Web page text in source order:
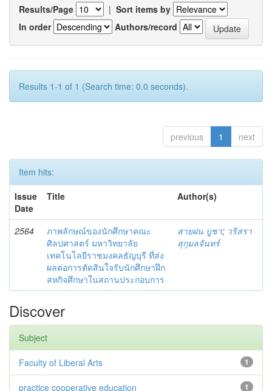
Results/Page | Sort items by
In order
Authors/record
Results 1-1 of 1 (Search time: 0.0 seconds).
previous 1 next
Item hits:
Issue
Date
Title Author(s)
2564
ภาพลักษณ์ของนักศึกษาคณะ
ศิลปศาสตร์ มหาวิทยาลัย
เทคโนโลยีราชมงคลธัญบุรี ที่ส่ง
ผลต่อการตัดสินใจรับนักศึกษาฝึก
สหกิจศึกษาในสถานประกอบการ
สายฝน บูชา; วริสรา
สุกุมลจันทร์
Discover
Subject
1
Faculty of Liberal Arts
1
practice cooperative education